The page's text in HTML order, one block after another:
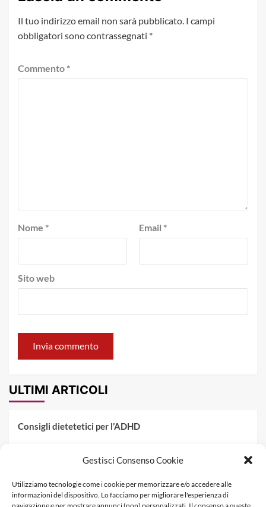
Gestisci Consenso Cookie
Utilizziamo tecnologie come i cookie per memorizzare e/o accedere alle
informazioni del dispositivo. Lo facciamo per migliorare l'esperienza di
Il tuo indirizzo email non sarà pubblicato. I campi
obbligatori sono contrassegnati *
Commento *
Nome * Email *
Sito web
ULTIMI ARTICOLI
Consigli dietetetici per l’ADHD
Fenilchetonuria